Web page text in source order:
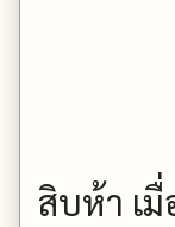
สิบห้า เ